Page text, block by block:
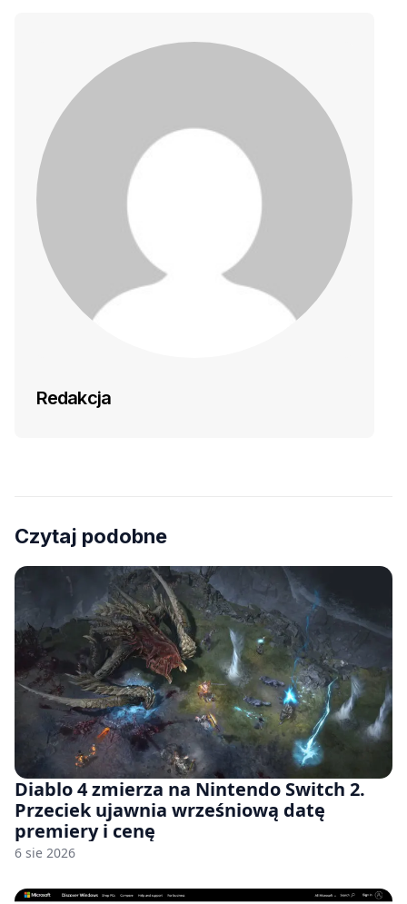
Redakcja
Czytaj podobne
Diablo 4 zmierza na Nintendo Switch 2.
Przeciek ujawnia wrześniową datę
premiery i cenę
6 sie 2026